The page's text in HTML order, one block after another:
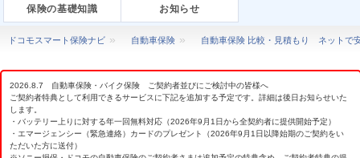
保険の基礎知識 お知らせ
ドコモスマート保険ナビ 自動車保険 自動車保険 比較・見積もり ネットで
2026.8.7 自動車保険・バイク保険 ご契約者並びにご検討中の皆様へ
ご契約者特典として利用できるサービスに下記を追加する予定です。詳細は後日お知らせいた
します。
・バッテリー上りに対する年一回無料対応（2026年9月1日から全契約者に提供開始予定）
・エマージェンシー（緊急連絡）カードのプレゼント（2026年9月1日以降始期のご契約をい
ただいた方に送付）